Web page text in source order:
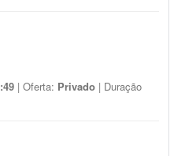
| Oferta: Privado | Duração